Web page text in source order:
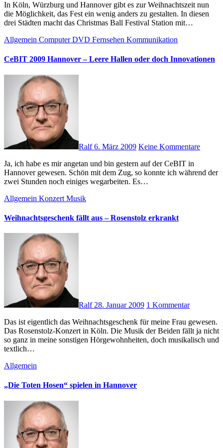
In Köln, Würzburg und Hannover gibt es zur Weihnachtszeit nun
die Möglichkeit, das Fest ein wenig anders zu gestalten. In diesen
drei Städten macht das Christmas Ball Festival Station mit…
Allgemein ComputerDVD Fernsehen Kommunikation
CeBIT 2009 Hannover – Leere Hallen oder doch Innovationen
Ralf6. März 2009 Keine Kommentare
Ja, ich habe es mir angetan und bin gestern auf der CeBIT in
Hannover gewesen. Schön mit dem Zug, so konnte ich während der
zwei Stunden noch einiges wegarbeiten. Es…
Allgemein Konzert Musik
Weihnachtsgeschenk fällt aus – Rosenstolz erkrankt
Ralf 28. Januar 2009 1 Kommentar
Das ist eigentlich das Weihnachtsgeschenk für meine Frau gewesen.
Das Rosenstolz-Konzert in Köln. Die Musik der Beiden fällt ja nicht
so ganz in meine sonstigen Hörgewohnheiten, doch musikalisch und
textlich…
Allgemein
„Die Toten Hosen“ spielen in Hannover